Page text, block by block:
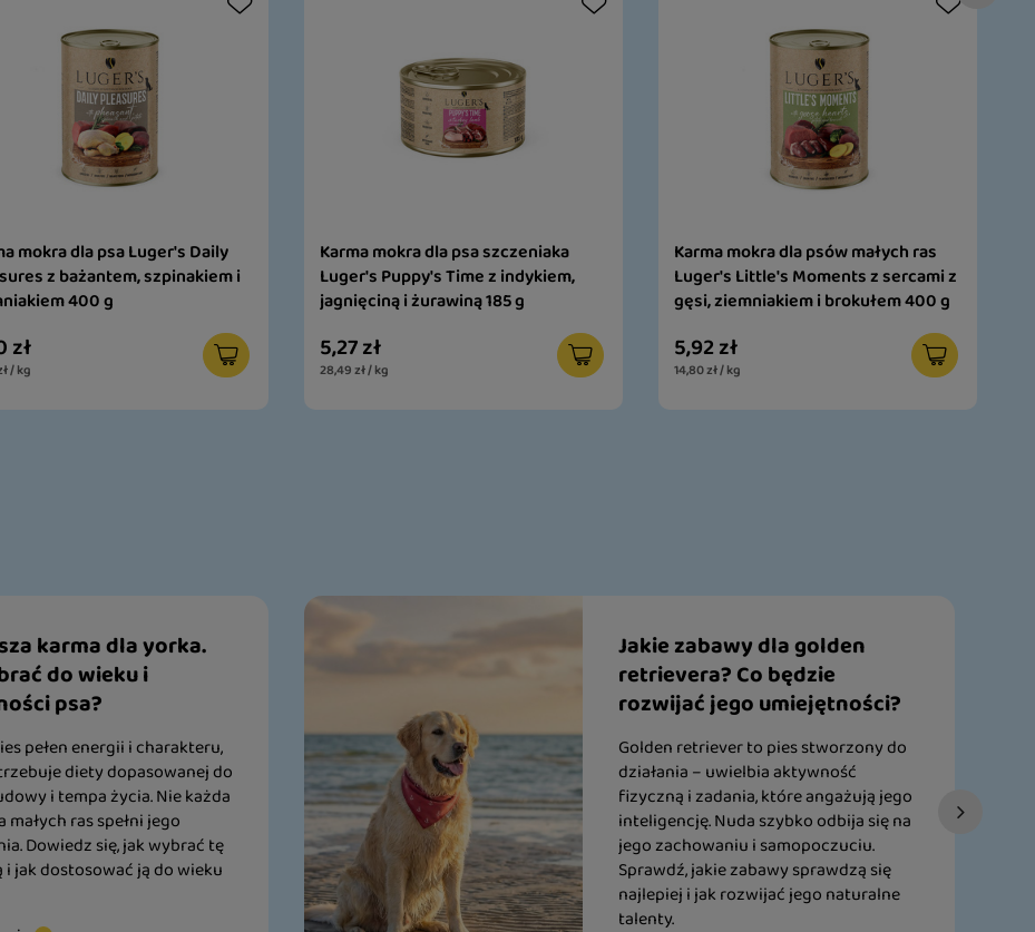
mokra dla psa Luger's Daily
z bażantem, szpinakiem i
400 g
zł
/ kg
Karma mokra dla psa szczeniaka
Luger's Puppy's Time z indykiem,
jagnięciną i żurawiną 185 g
5,27 zł
28,49 zł / kg
Karma mokra dla psów małych ras
Luger's Little's Moments z sercami z
gęsi, ziemniakiem i brokułem 400 g
5,92 zł
14,80 zł / kg
karma dla yorka.
do wieku i
psa?
pełen energii i charakteru,
diety dopasowanej do
i tempa życia. Nie każda
małych ras spełni jego
Dowiedz się, jak wybrać tę
i jak dostosować ją do wieku
Jakie zabawy dla golden
retrievera? Co będzie
rozwijać jego umiejętności?
Golden retriever to pies stworzony do
działania – uwielbia aktywność
fizyczną i zadania, które angażują jego
inteligencję. Nuda szybko odbija się na
jego zachowaniu i samopoczuciu.
Sprawdź, jakie zabawy sprawdzą się
najlepiej i jak rozwijać jego naturalne
talenty.